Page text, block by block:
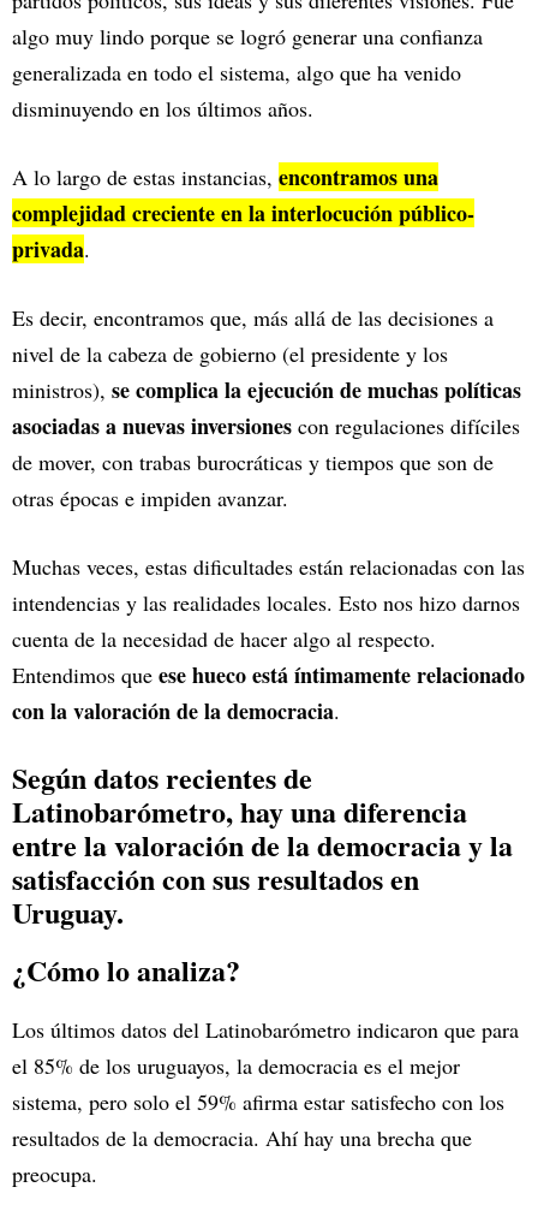
algo muy lindo porque se logró generar una confianza
generalizada en todo el sistema, algo que ha venido
disminuyendo en los últimos años.
A lo largo de estas instancias, encontramos una
complejidad creciente en la interlocución público-
privada.
Es decir, encontramos que, más allá de las decisiones a
nivel de la cabeza de gobierno (el presidente y los
ministros), se complica la ejecución de muchas políticas
asociadas a nuevas inversiones con regulaciones difíciles
de mover, con trabas burocráticas y tiempos que son de
otras épocas e impiden avanzar.
Muchas veces, estas dificultades están relacionadas con las
intendencias y las realidades locales. Esto nos hizo darnos
cuenta de la necesidad de hacer algo al respecto.
Entendimos que ese hueco está íntimamente relacionado
con la valoración de la democracia.
Según datos recientes de
Latinobarómetro, hay una diferencia
entre la valoración de la democracia y la
satisfacción con sus resultados en
Uruguay.
¿Cómo lo analiza?
Los últimos datos del Latinobarómetro indicaron que para
el 85% de los uruguayos, la democracia es el mejor
sistema, pero solo el 59% afirma estar satisfecho con los
resultados de la democracia. Ahí hay una brecha que
preocupa.